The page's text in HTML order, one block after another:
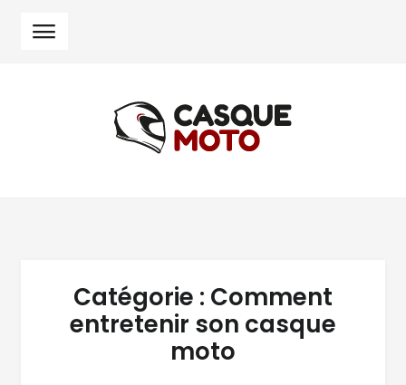
Catégorie : Comment
entretenir son casque
moto